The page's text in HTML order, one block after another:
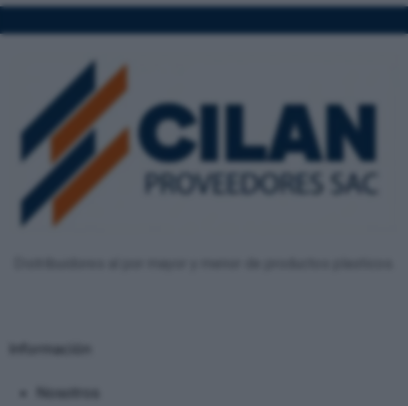
Información